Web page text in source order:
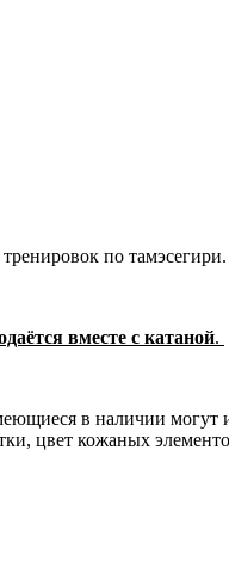
по тамэсегири.
вместе с катаной.
в наличии могут
цвет кожаных